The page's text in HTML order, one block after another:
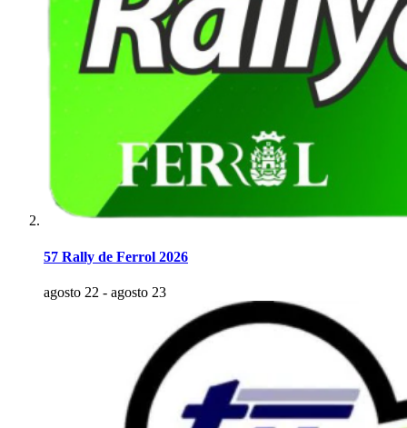
57 Rally de Ferrol 2026
agosto 22 - agosto 23